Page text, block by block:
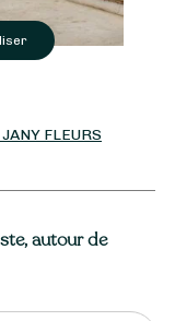
FLEURS
autour de